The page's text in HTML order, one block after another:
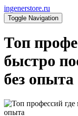
ingenerstore.ru
Toggle Navigation
Топ
быстро
без опыта